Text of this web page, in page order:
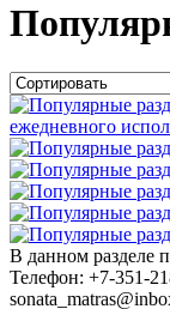
ежедневного
В данном разделе
Телефон: +7-351-